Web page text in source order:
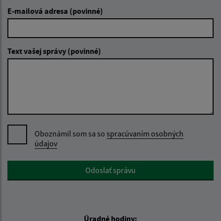
E-mailová adresa (povinné)
Text vašej správy (povinné)
Oboznámil som sa so spracúvaním osobných
údajov
Google reCaptcha ResponseOdoslať správu
Úradné hodiny: